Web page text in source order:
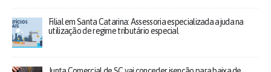
Filial em Santa Catarina: Assessoria especializada ajuda na
utilização de regime tributário especial